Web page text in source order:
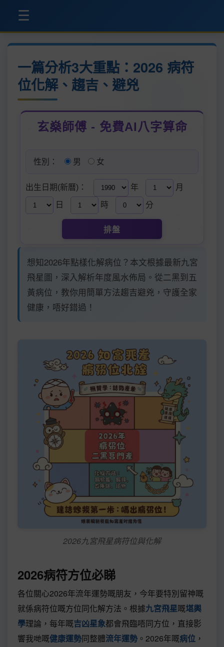
☰
一篇分析3大重點：2026 病符
位化解、趨吉、避兇
玄燊師傅 - 免費AI八字算命
性別： 男 女
出生日期(新曆)： 年 月
日 時 分
排盤
想知2026年點樣化解病位？本文根據最新九宮
飛星圖，深入解析年度風水佈局。從二黑到五
黃病位，教你用簡單方法趨吉避兇，守護全家
健康，唔好錯過！
2026九宮飛星病符位與化解
2026病符方位必睇
各位關心2026年流年運勢嘅朋友，今年要特別留神嘅
就係病符位嘅方位同化解方法。根據九宮飛星嘅堪輿
學理論，每年嘅吉凶星象都會飛臨唔同方位，直接影
響我哋嘅健康運勢同整體流年運勢 。2026年嘅病位 ，